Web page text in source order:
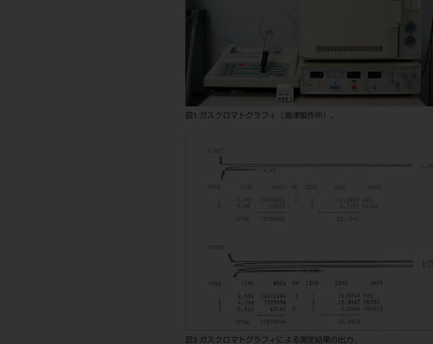
図1 ガスクロマトグラフィ（島津製作所）。
図3 ガスクロマトグラフィによる測定結果の出力。